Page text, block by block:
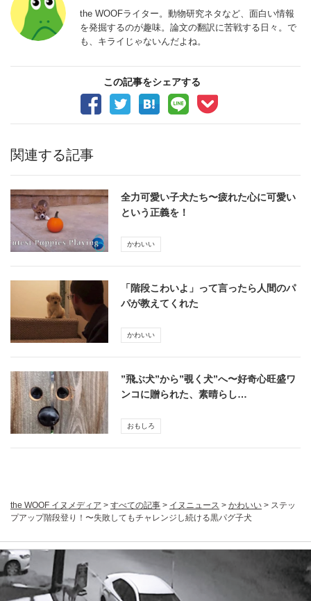
the WOOFライター。動物研究ネタなど、面白い情報
を発掘するのが趣味。論文の翻訳に苦戦する日々。で
も、キライじゃないんだよね。
この記事をシェアする
関連する記事
全力可愛い子犬たち〜疲れた心に可愛い
という正義を！
かわいい
「階段こわいよ」って言ったら人間のパ
パが教えてくれた
かわいい
”飛ぶ犬”から”覗く犬”へ〜好奇心旺盛ワ
ンコに贈られた、素晴らし…
おもしろ
the WOOF イヌメディア > すべての記事 > イヌニュース > かわいい > ステッ
プアップ階段登り！〜失敗してもチャレンジし続ける黒パグ子犬